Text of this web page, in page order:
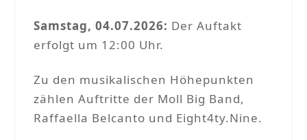
Samstag, 04.07.2026: Der Auftakt
erfolgt um 12:00 Uhr.
Zu den musikalischen Höhepunkten
zählen Auftritte der Moll Big Band,
Raffaella Belcanto und Eight4ty.Nine.